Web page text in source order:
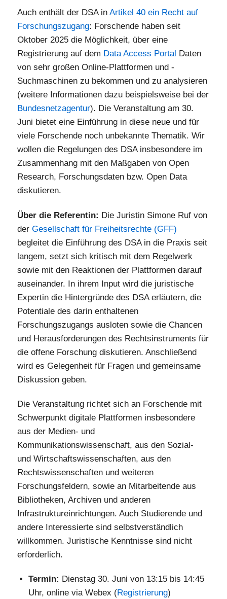
Auch enthält der DSA in Artikel 40 ein Recht auf
Forschungszugang: Forschende haben seit
Oktober 2025 die Möglichkeit, über eine
Registrierung auf dem Data Access Portal Daten
von sehr großen Online-Plattformen und -
Suchmaschinen zu bekommen und zu analysieren
(weitere Informationen dazu beispielsweise bei der
Bundesnetzagentur). Die Veranstaltung am 30.
Juni bietet eine Einführung in diese neue und für
viele Forschende noch unbekannte Thematik. Wir
wollen die Regelungen des DSA insbesondere im
Zusammenhang mit den Maßgaben von Open
Research, Forschungsdaten bzw. Open Data
diskutieren.
Über die Referentin: Die Juristin Simone Ruf von
der Gesellschaft für Freiheitsrechte (GFF)
begleitet die Einführung des DSA in die Praxis seit
langem, setzt sich kritisch mit dem Regelwerk
sowie mit den Reaktionen der Plattformen darauf
auseinander. In ihrem Input wird die juristische
Expertin die Hintergründe des DSA erläutern, die
Potentiale des darin enthaltenen
Forschungszugangs ausloten sowie die Chancen
und Herausforderungen des Rechtsinstruments für
die offene Forschung diskutieren. Anschließend
wird es Gelegenheit für Fragen und gemeinsame
Diskussion geben.
Die Veranstaltung richtet sich an Forschende mit
Schwerpunkt digitale Plattformen insbesondere
aus der Medien- und
Kommunikationswissenschaft, aus den Sozial-
und Wirtschaftswissenschaften, aus den
Rechtswissenschaften und weiteren
Forschungsfeldern, sowie an Mitarbeitende aus
Bibliotheken, Archiven und anderen
Infrastruktureinrichtungen. Auch Studierende und
andere Interessierte sind selbstverständlich
willkommen. Juristische Kenntnisse sind nicht
erforderlich.
Termin: Dienstag 30. Juni von 13:15 bis 14:45
Uhr, online via Webex (Registrierung)